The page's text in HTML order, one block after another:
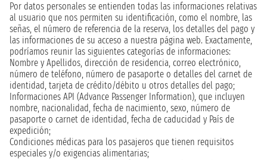
Por datos personales se entienden todas las informaciones relativas
al usuario que nos permiten su identificación, como el nombre, las
señas, el número de referencia de la reserva, los detalles del pago y
las informaciones de su acceso a nuestra página web. Exactamente,
podríamos reunir las siguientes categorías de informaciones:
Nombre y Apellidos, dirección de residencia, correo electrónico,
número de teléfono, número de pasaporte o detalles del carnet de
identidad, tarjeta de crédito/débito u otros detalles del pago;
Informaciones API (Advance Passenger Information), que incluyen
nombre, nacionalidad, fecha de nacimiento, sexo, número de
pasaporte o carnet de identidad, fecha de caducidad y País de
expedición;
Condiciones médicas para los pasajeros que tienen requisitos
especiales y/o exigencias alimentarias;